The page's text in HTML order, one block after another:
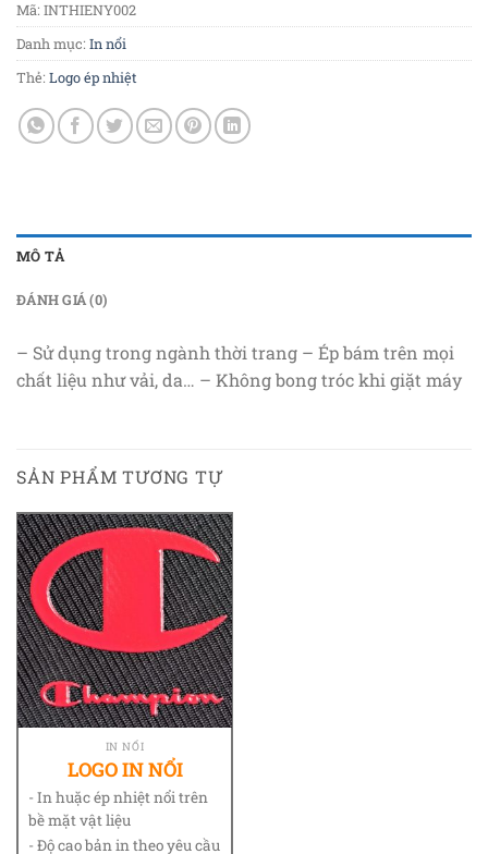
Mã: INTHIENY002
Danh mục: In nổi
Thẻ: Logo ép nhiệt
MÔ TẢ
ĐÁNH GIÁ (0)
– Sử dụng trong ngành thời trang – Ép bám trên mọi
chất liệu như vải, da… – Không bong tróc khi giặt máy
SẢN PHẨM TƯƠNG TỰ
IN NỔI
LOGO IN NỔI
- In huặc ép nhiệt nổi trên
bề mặt vật liệu
- Độ cao bản in theo yêu cầu